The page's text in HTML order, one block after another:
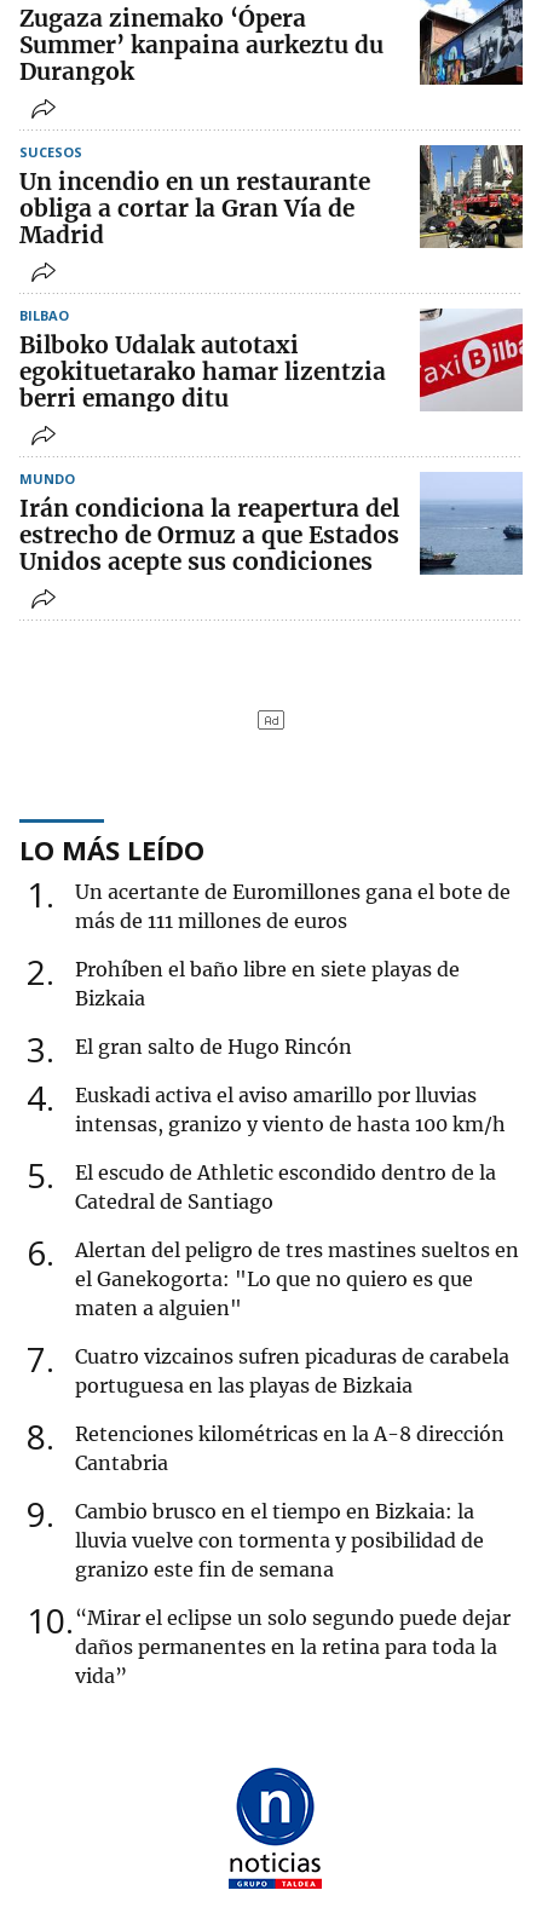
Zugaza zinemako ‘Ópera
Summer’ kanpaina aurkeztu du
Durangok
SUCESOS
Un incendio en un restaurante
obliga a cortar la Gran Vía de
Madrid
BILBAO
Bilboko Udalak autotaxi
egokituetarako hamar lizentzia
berri emango ditu
MUNDO
Irán condiciona la reapertura del
estrecho de Ormuz a que Estados
Unidos acepte sus condiciones
LO MÁS LEÍDO
1
Un acertante de Euromillones gana el bote de
más de 111 millones de euros
2
Prohíben el baño libre en siete playas de
Bizkaia
3 El gran salto de Hugo Rincón
4
Euskadi activa el aviso amarillo por lluvias
intensas, granizo y viento de hasta 100 km/h
5
El escudo de Athletic escondido dentro de la
Catedral de Santiago
6
Alertan del peligro de tres mastines sueltos en
el Ganekogorta: "Lo que no quiero es que
maten a alguien"
7
Cuatro vizcainos sufren picaduras de carabela
portuguesa en las playas de Bizkaia
8
Retenciones kilométricas en la A-8 dirección
Cantabria
9
Cambio brusco en el tiempo en Bizkaia: la
lluvia vuelve con tormenta y posibilidad de
granizo este fin de semana
10 “Mirar el eclipse un solo segundo puede dejar
daños permanentes en la retina para toda la
vida”